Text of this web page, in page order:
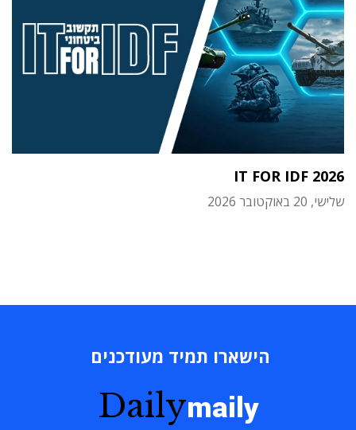
IT FOR IDF 2026
שלישי, 20 באוקטובר 2026
הישארו תמיד מעודכנים
Dailymaily